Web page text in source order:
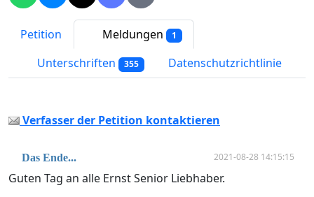
Petition Meldungen 1
Unterschriften 355 Datenschutzrichtlinie
Verfasser der Petition kontaktieren
Das Ende... 2021-08-28 14:15:15
Guten Tag an alle Ernst Senior Liebhaber.